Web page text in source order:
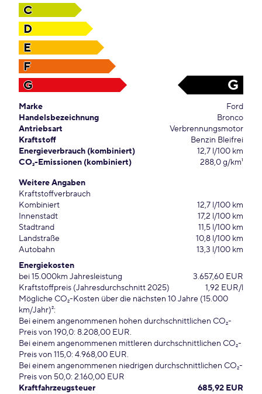
C
D
E
F
G
G
Marke
Ford
Handelsbezeichnung
Bronco
Antriebsart
Verbrennungsmotor
Kraftstoff
Benzin Bleifrei
Energieverbrauch (kombiniert)
12,7 l/100 km
CO₂-Emissionen (kombiniert)
288,0 g/km¹
Weitere Angaben
Kraftstoffverbrauch
Kombiniert
12,7 l/100 km
Innenstadt
17,2 l/100 km
Stadtrand
11,5 l/100 km
Landstraße
10,8 l/100 km
Autobahn
13,3 l/100 km
Energiekosten
bei 15.000km Jahresleistung
3.657,60 EUR
Kraftstoffpreis (Jahresdurchschnitt 2025)
1,92 EUR/l
Mögliche CO₂-Kosten über die nächsten 10 Jahre (15.000
km/Jahr)²:
Bei einem angenommenen hohen durchschnittlichen CO₂-
Preis von 190,0: 8.208,00 EUR.
Bei einem angenommenen mittleren durchschnittlichen CO₂-
Preis von 115,0: 4.968,00 EUR.
Bei einem angenommenen niedrigen durchschnittlichen CO₂-
Preis von 50,0: 2.160,00 EUR
Kraftfahrzeugsteuer
685,92 EUR